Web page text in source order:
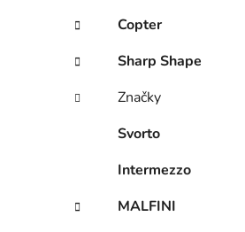
Copter
Sharp Shape
Značky
Svorto
Intermezzo
MALFINI